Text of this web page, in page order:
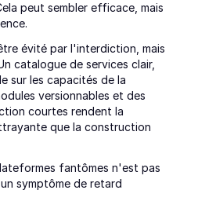
peut sembler efficace, mais
évité par l'interdiction, mais
catalogue de services clair,
sur les capacités de la
versionnables et des
courtes rendent la
que la construction
fantômes n'est pas
symptôme de retard